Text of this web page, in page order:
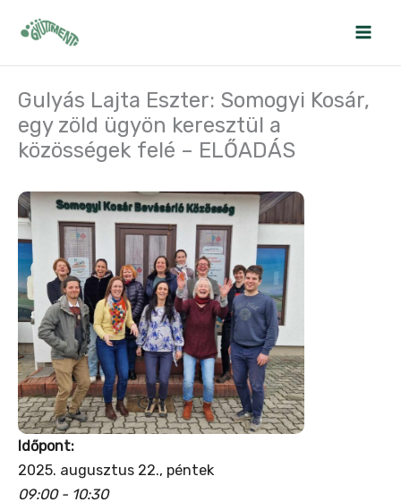
Gulyás Lajta Eszter: Somogyi Kosár,
egy zöld ügyön keresztül a
közösségek felé – ELŐADÁS
Időpont:
2025. augusztus 22., péntek
09:00 - 10:30